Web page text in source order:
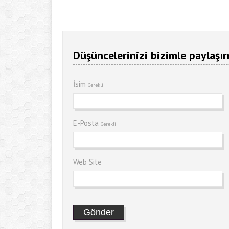
Düşüncelerinizi bizimle
İsim Gerekli
E-Posta Gerekli
Web Site